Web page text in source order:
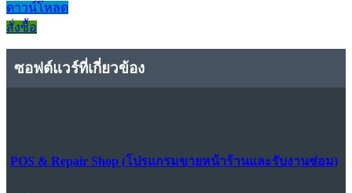
ดาวน์โหลด
สั่งซื้อ
ซอฟต์แวร์ที่เกี่ยวข้อง
POS & Repair Shop (โปรแกรมขายหน้าร้านและรับงานซ่อม)